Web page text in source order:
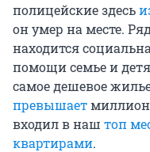
полицейские здесь
он умер на месте.
находится
помощи семье и
самое дешевое
превышает
входил в наш топ
квартирами.